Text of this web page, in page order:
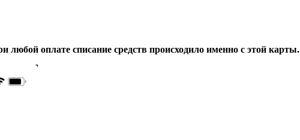
оплате списание средств происходило именно с этой карты.